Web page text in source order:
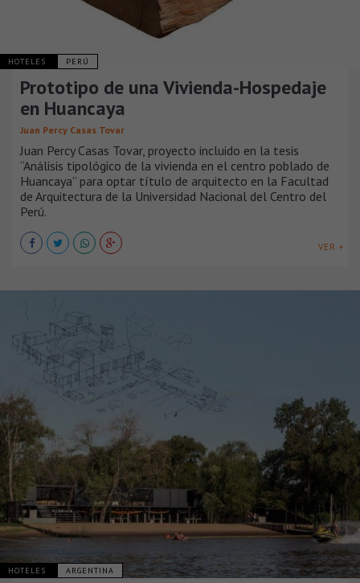
HOTELES PERÚ
Prototipo de una Vivienda-Hospedaje
en Huancaya
Juan Percy Casas Tovar
Juan Percy Casas Tovar, proyecto incluido en la tesis
“Análisis tipológico de la vivienda en el centro poblado de
Huancaya” para optar título de arquitecto en la Facultad
de Arquitectura de la Universidad Nacional del Centro del
Perú.
VER +
HOTELES ARGENTINA